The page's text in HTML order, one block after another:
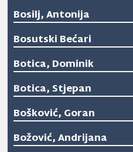
Bosilj, Antonija
Bosutski Bećari
Botica, Dominik
Botica, Stjepan
Bošković, Goran
Božović, Andrijana